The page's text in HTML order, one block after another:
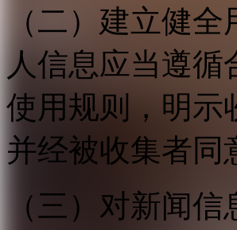
（二）建立健
人信息应当遵
使用规则，明示
并经被收集者同
（三）对新闻